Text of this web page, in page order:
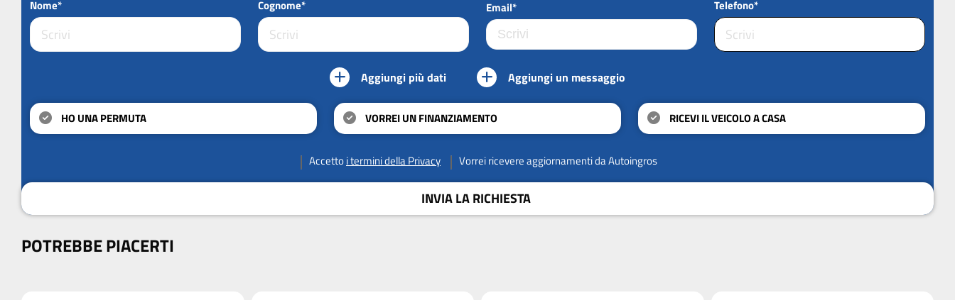
Nome* Cognome* Email* Telefono*
Aggiungi più dati Aggiungi un messaggio
HO UNA PERMUTA VORREI UN FINANZIAMENTO RICEVI IL VEICOLO A CASA
Accettoi termini della Privacy Vorrei ricevere aggiornamenti da Autoingros
INVIA LA RICHIESTA
POTREBBE PIACERTI